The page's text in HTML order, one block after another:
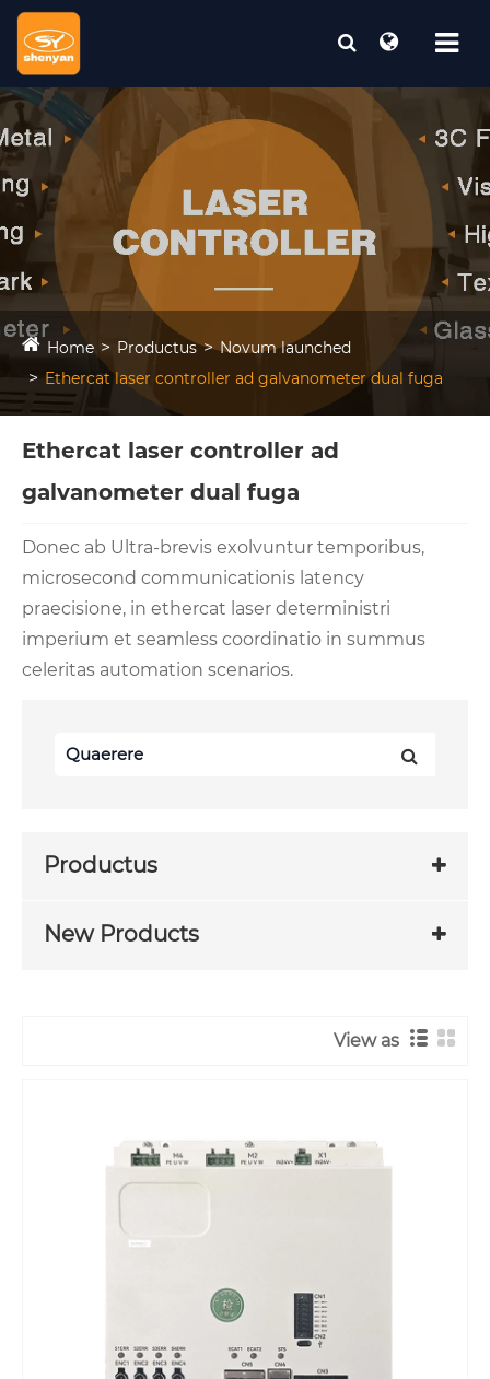
Home Productus
Novum launched
Ethercat laser controller ad galvanometer dual fuga
Ethercat laser controller ad
galvanometer dual fuga
Donec ab Ultra-brevis exolvuntur temporibus,
microsecond communicationis latency
praecisione, in ethercat laser deterministri
imperium et seamless coordinatio in summus
celeritas automation scenarios.
Productus
New Products
View as